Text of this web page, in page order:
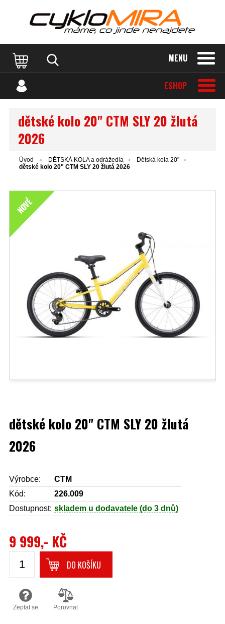
MENU
ESHOP
dětské kolo 20" CTM SLY 20 žlutá
2026
Úvod DĚTSKÁ KOLA a odrážedla
Dětská kola 20"
dětské kolo 20" CTM SLY 20 žlutá 2026
NOVÉ
dětské kolo 20" CTM SLY 20 žlutá
2026
Výrobce:
CTM
Kód:
226.009
Dostupnost: skladem u dodavatele (do 3 dnů)
9 999,- KČ
DO KOŠÍKU
Zeptat se Porovnat